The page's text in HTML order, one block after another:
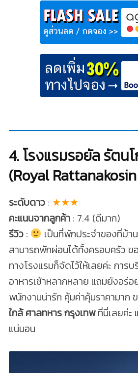
4. โรงแรมรอยัล รัตน
(Royal
ระดับดาว: ★★★
คะแนนจากลูกค้า: 7.4 (ดีมาก)
รีวิว:
เป็นที่พักประจำของที่บ้า
สามารถพักผ่อนได้ทั้งครอบครัว
ทางโรงแรมก็จัดไว้ให้เลยค่ะ การ
อาหารเช้าหลากหลาย แถมยังอร่
พนักงานน่ารัก คุ้มค่าคุ้มราคามาก
ใกล้ ศาลทหาร กรุงเทพที่นี่เลยค่ะ
แน่นอน